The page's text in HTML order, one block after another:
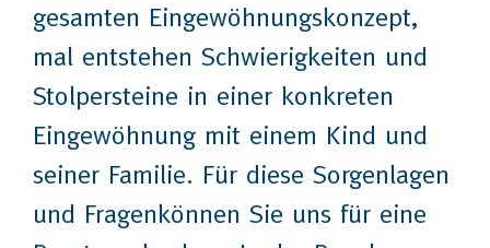
gesamten Eingewöhnungskonzept,
mal entstehen Schwierigkeiten und
Stolpersteine in einer konkreten
Eingewöhnung mit einem Kind und
seiner Familie. Für diese Sorgenlagen
und Fragenkönnen Sie uns für eine